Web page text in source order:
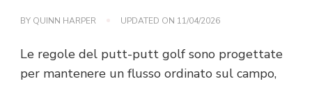
BY QUINN HARPER UPDATED ON 11/04/2026
Le regole del putt-putt golf sono progettate
per mantenere un flusso ordinato sul campo,